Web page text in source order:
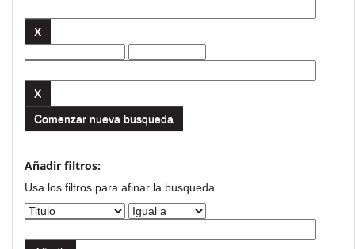
Comenzar nueva busqueda
Añadir filtros:
Usa los filtros para afinar la busqueda.